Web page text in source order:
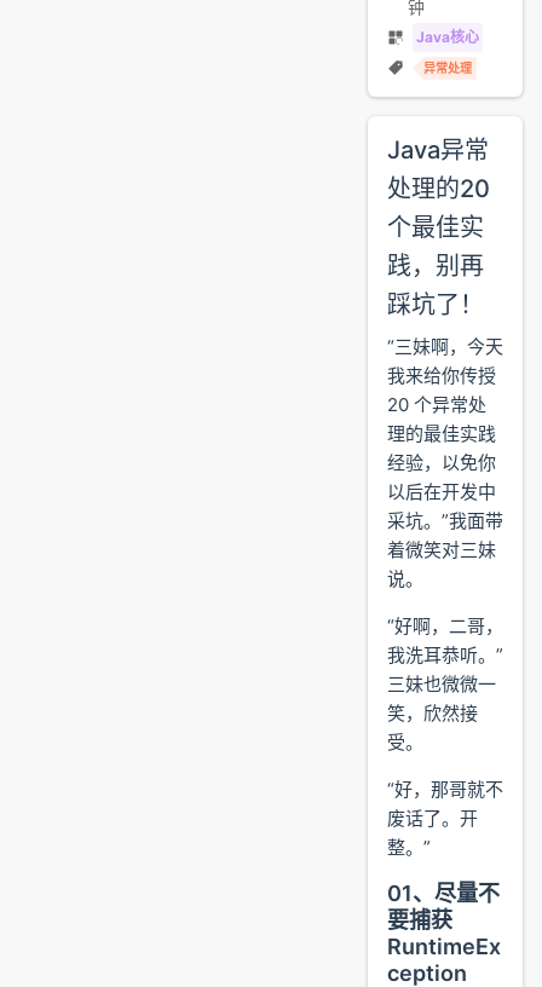
钟
Java核心
异常处理
Java异常
处理的20
个最佳实
践，别再
踩坑了！
“三妹啊，今天
我来给你传授
20 个异常处
理的最佳实践
经验，以免你
以后在开发中
采坑。”我面带
着微笑对三妹
说。
“好啊，二哥，
我洗耳恭听。”
三妹也微微一
笑，欣然接
受。
“好，那哥就不
废话了。开
整。”
01、尽量不
要捕获
RuntimeEx
ception